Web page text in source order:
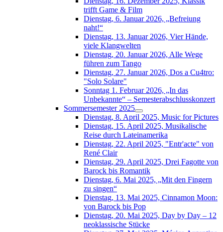
trifft Game & Film
Dienstag, 6. Januar 2026, „Befreiung
naht!“
Dienstag, 13. Januar 2026, Vier Hände,
viele Klangwelten
Dienstag, 20. Januar 2026, Alle Wege
führen zum Tango
Dienstag, 27. Januar 2026, Dos a Cu4tro:
"Solo Solare"
Sonntag 1. Februar 2026, „In das
Unbekannte“ – Semesterabschlusskonzert
Sommersemester 2025
Dienstag, 8. April 2025, Music for Pictures
Dienstag, 15. April 2025, Musikalische
Reise durch Lateinamerika
Dienstag, 22. April 2025, "Entr'acte" von
René Clair
Dienstag, 29. April 2025, Drei Fagotte von
Barock bis Romantik
Dienstag, 6. Mai 2025, „Mit den Fingern
zu singen“
Dienstag, 13. Mai 2025, Cinnamon Moon:
von Barock bis Pop
Dienstag, 20. Mai 2025, Day by Day – 12
neoklassische Stücke